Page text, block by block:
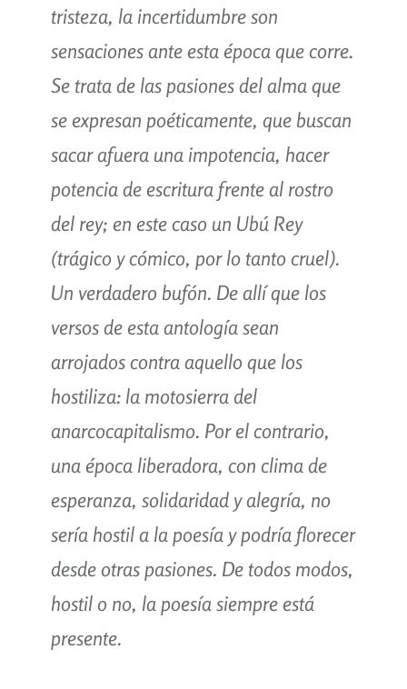
tristeza, la incertidumbre son
sensaciones ante esta época que corre.
Se trata de las pasiones del alma que
se expresan poéticamente, que buscan
sacar afuera una impotencia, hacer
potencia de escritura frente al rostro
del rey; en este caso un Ubú Rey
(trágico y cómico, por lo tanto cruel).
Un verdadero bufón. De allí que los
versos de esta antología sean
arrojados contra aquello que los
hostiliza: la motosierra del
anarcocapitalismo. Por el contrario,
una época liberadora, con clima de
esperanza, solidaridad y alegría, no
sería hostil a la poesía y podría florecer
desde otras pasiones. De todos modos,
hostil o no, la poesía siempre está
presente.